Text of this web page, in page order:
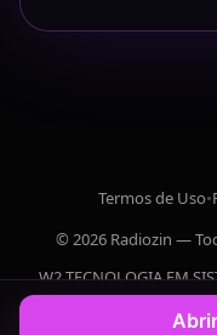
Termos de Uso•
© 2026 Radiozin —
W2 TECNOLOGIA EM